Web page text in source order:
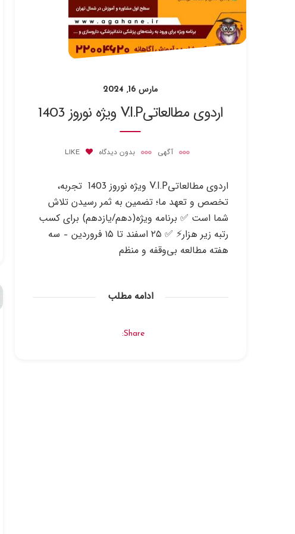
مارس 16, 2024
اردوی مطالعاتیV.I.P ویژه نوروز 1403
آگهی بدون دیدگاه LIKE
اردوی مطالعاتیV.I.P ویژه نوروز 1403 تجربه،
تخصص و تعهد ما؛ تضمین به ثمر رسیدن تلاش
شما است ✅ برنامه ویژه(دهم/یازدهم) برای کسب
رتبه زیر هزار⚡️ ✅ ۲۵ اسفند تا ۱۵ فروردین – سه
هفته مطالعه بی‌وقفه و منظم
ادامه مطلب
Share: